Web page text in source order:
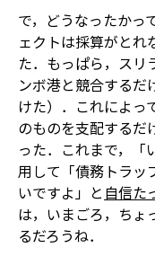
で，どうなったかっ
ェクトは採算がとれ
た．もっぱら，スリ
ンボ港と競合するだ
けた）．これによっ
のものを支配するだ
った．これまで，「
用して「債務トラッ
いですよ」と 自信た
は，いまごろ，ちょ
るだろうね．